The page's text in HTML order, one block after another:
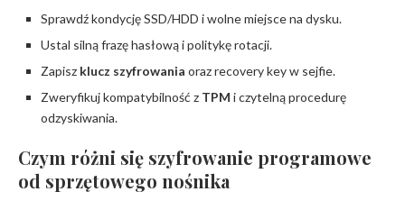
Sprawdź kondycję SSD/HDD i wolne miejsce na dysku.
Ustal silną frazę hasłową i politykę rotacji.
Zapisz klucz szyfrowania oraz recovery key w sejfie.
Zweryfikuj kompatybilność z TPM i czytelną procedurę
odzyskiwania.
Czym różni się szyfrowanie programowe
od sprzętowego nośnika